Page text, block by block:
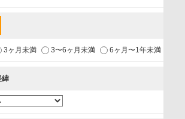
商品・サービスに関するご案内
催・共催・協賛）するセミナーなど、各種イ
容、及び興味、関心に応じた情報の提供
査等のアンケートの依頼
3ヶ月未満 3〜6ヶ月未満 6ヶ月〜1年未満
緯